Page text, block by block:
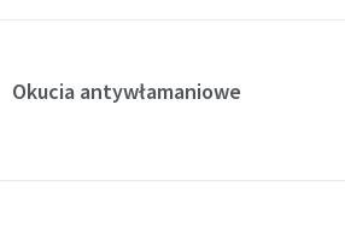
Okucia antywłamaniowe